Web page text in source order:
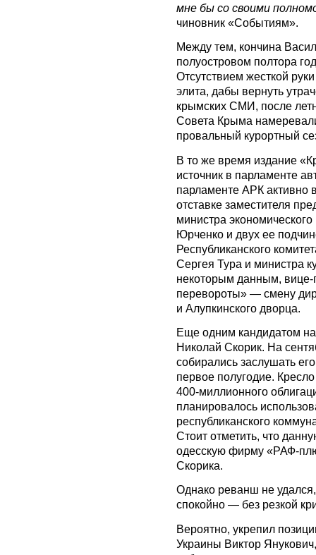
мне бы со своими
чиновник «Событиям».
Между тем, кончина
полуостровом полтора
Отсутствием жесткой
элита, дабы вернуть
крымских СМИ, после
Совета Крыма
провальный курортный
В то же время издание
источник в парламенте
парламенте АРК активно
отставке заместителя
министра
Юрченко и двух ее
Республиканского
Сергея Тура и министра
некоторым данным,
перевороты» — смену
и Алупкинского дворца.
Еще одним кандидатом
Николай Скорик. На
собирались заслушать
первое полугодие.
400-миллионного
планировалось
республиканского
Стоит отметить, что
одесскую фирму «РАФ-
Скорика.
Однако реванш не
спокойно — без резкой
Вероятно, укрепил
Украины Виктор